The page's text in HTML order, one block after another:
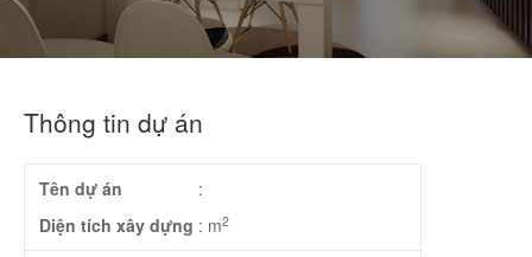
Thông tin dự án
Tên dự án
:
Diện tích xây dựng : m2